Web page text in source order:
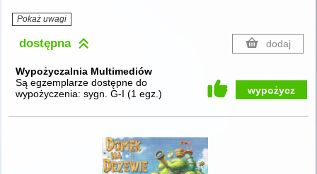
Pokaż uwagi
dostępna dodaj
Wypożyczalnia Multimediów
Są egzemplarze dostępne do
wypożyczenia: sygn. G-I (1 egz. ) wypożycz